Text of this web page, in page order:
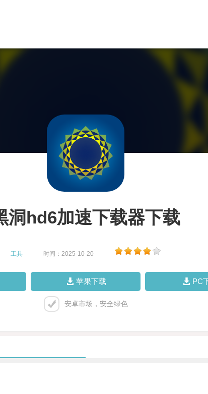
洞hd6加速下载器下载
工具 时间：2025-10-20
苹果下载 PC
安卓市场，安全绿色